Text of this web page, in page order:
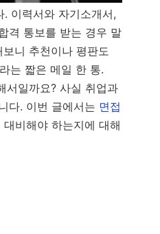
이력서와 자기소개서,
격 통보를 받는 경우 말
니 추천이나 평판도
는 짧은 메일 한 통.
서일까요? 사실 취업과
다. 이번 글에서는 면접
비해야 하는지에 대해